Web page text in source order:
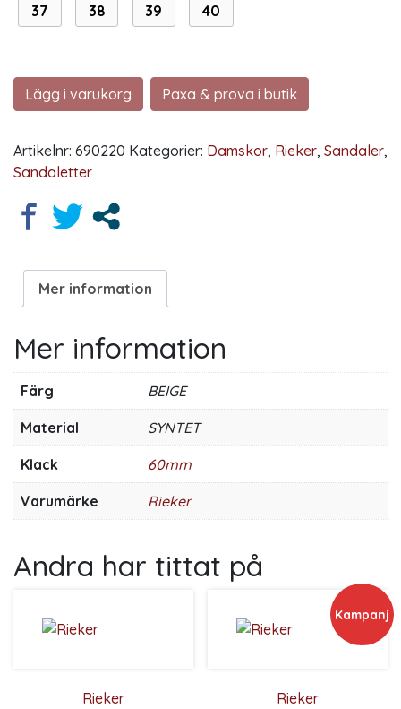
37 38 39 40
Lägg i varukorg Paxa & prova i butik
Artikelnr: 690220 Kategorier: Damskor, Rieker, Sandaler,
Sandaletter
Mer information
Mer information
Färg BEIGE
Material SYNTET
Klack 60mm
Varumärke Rieker
Andra har tittat på
Rieker
Kampanj
Rieker